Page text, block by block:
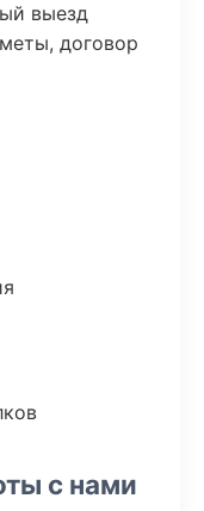
выезд
договор
с нами